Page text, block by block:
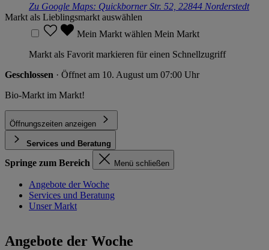
Zu Google Maps: Quickborner Str. 52, 22844 Norderstedt
Markt als Lieblingsmarkt auswählen
Mein Markt wählen Mein Markt
Markt als Favorit markieren für einen Schnellzugriff
Geschlossen · Öffnet am 10. August um 07:00 Uhr
Bio-Markt im Markt!
Öffnungszeiten anzeigen
Services und Beratung
Springe zum Bereich Menü schließen
Angebote der Woche
Services und Beratung
Unser Markt
Angebote der Woche